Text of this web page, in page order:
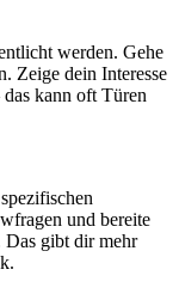
werden. Gehe
Zeige dein Interesse
kann oft Türen
und bereite
Das gibt dir mehr